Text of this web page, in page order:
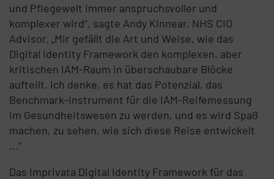
und Pflegewelt immer anspruchsvoller und
komplexer wird“, sagte Andy Kinnear, NHS CIO
Advisor. „Mir gefällt die Art und Weise, wie das
Digital Identity Framework den komplexen, aber
kritischen IAM-Raum in überschaubare Blöcke
aufteilt. Ich denke, es hat das Potenzial, das
Benchmark-Instrument für die IAM-Reifemessung
im Gesundheitswesen zu werden, und es wird Spaß
machen, zu sehen, wie sich diese Reise entwickelt
...“
Das Imprivata Digital Identity Framework für das